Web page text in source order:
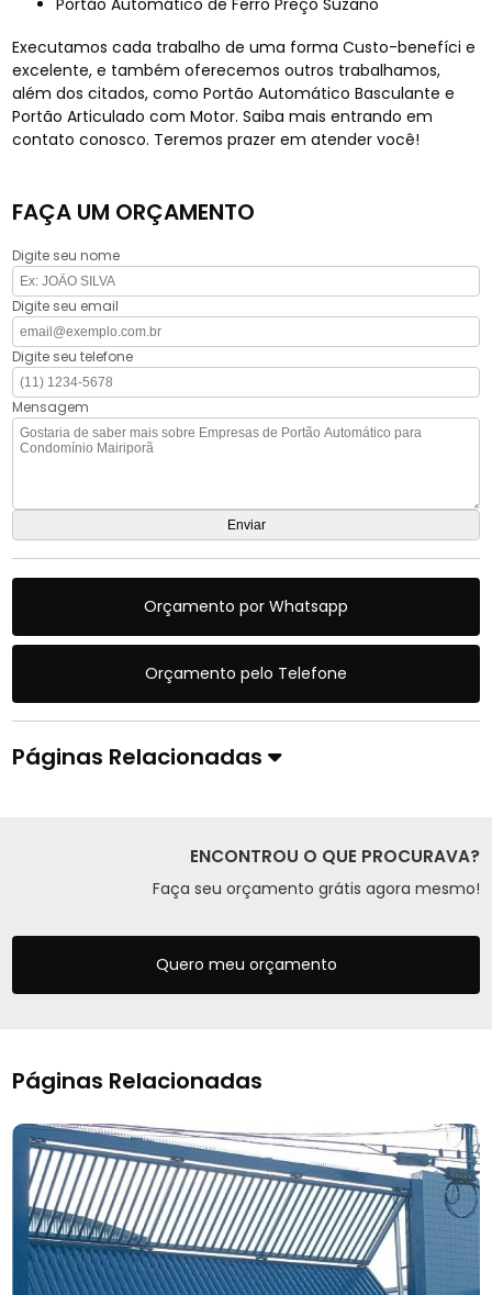
Portão Automático de Ferro Preço Suzano
Executamos cada trabalho de uma forma Custo-benefíci e
excelente, e também oferecemos outros trabalhamos,
além dos citados, como Portão Automático Basculante e
Portão Articulado com Motor. Saiba mais entrando em
contato conosco. Teremos prazer em atender você!
FAÇA UM ORÇAMENTO
Digite seu nome
Digite seu email
Digite seu telefone
Mensagem
Orçamento por Whatsapp
Orçamento pelo Telefone
Páginas Relacionadas
ENCONTROU O QUE PROCURAVA?
Faça seu orçamento grátis agora mesmo!
Quero meu orçamento
Páginas Relacionadas